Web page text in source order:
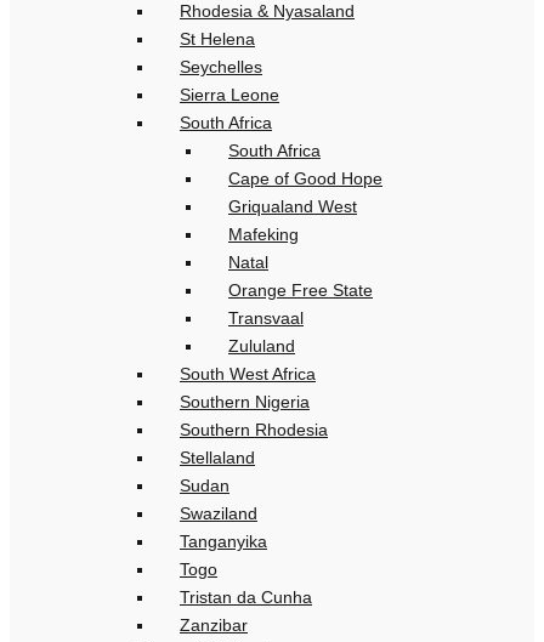
Rhodesia & Nyasaland
St Helena
Seychelles
Sierra Leone
South Africa
South Africa
Cape of Good Hope
Griqualand West
Mafeking
Natal
Orange Free State
Transvaal
Zululand
South West Africa
Southern Nigeria
Southern Rhodesia
Stellaland
Sudan
Swaziland
Tanganyika
Togo
Tristan da Cunha
Zanzibar